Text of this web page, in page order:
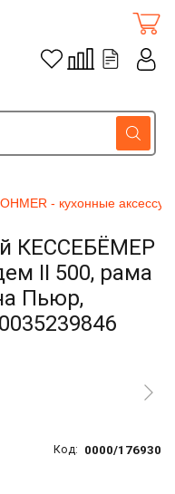
- кухонные
КЕССЕБЁМЕР
II 500, рама
Пьюр,
Код: 0000/176930